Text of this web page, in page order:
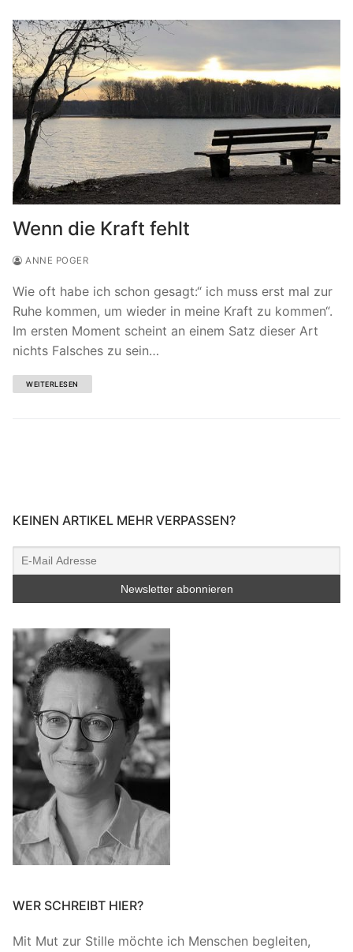
Wenn die Kraft fehlt
ANNE POGER
Wie oft habe ich schon gesagt:“ ich muss erst mal zur
Ruhe kommen, um wieder in meine Kraft zu kommen“.
Im ersten Moment scheint an einem Satz dieser Art
nichts Falsches zu sein…
WEITERLESEN
KEINEN ARTIKEL MEHR VERPASSEN?
WER SCHREIBT HIER?
Mit Mut zur Stille möchte ich Menschen begleiten,